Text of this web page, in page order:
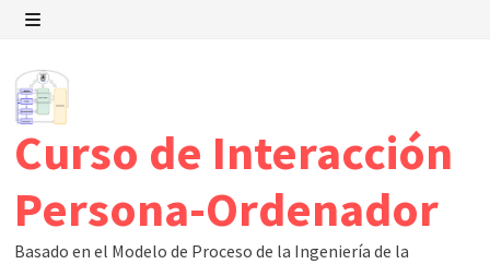
Saltar
contenido
Curso de Interacción
Persona-Ordenador
Basado en el Modelo de Proceso de la Ingeniería de la